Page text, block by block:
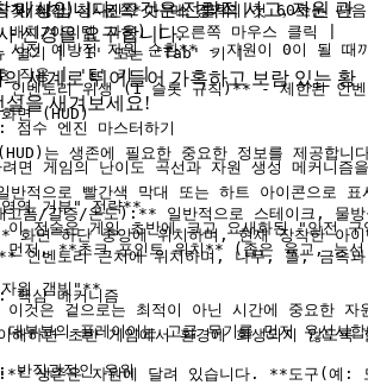
대상입니다. 그것은 전략적 사고, 자원 관
신경을 요구합니다.
의 세계로 뛰어들어 가혹하고 보람 있는 황
설을 새겨보세요!
격/제작) | 왼쪽 마우스 클릭 |
치/아이템 사용) | 오른쪽 마우스 클릭 |
뉴 열기 | 'I' 또는 'Tab' 키 |
호 작용 | 'E' 키 |
면 (HUD)
는 생존에 필요한 중요한 정보를 제공합니
으로 빨간색 막대 또는 하트 아이콘으로 표
/갈증/온도):** 일반적으로 스테이크, 물방
하단 중앙에 위치하며, 현재 장착한 아이
벤토리 근처에 위치하며, 나무, 돌, 금속과
심 메커니즘
해하면 초반 게임에서 환경에 희생되지 않도
존은 자원에 달려 있습니다. **도구(예: 도
간 청사진** - 매 경기의 첫 60초는 다음
예방적 자원 순환** - 자원이 0이 될 때까지
토리 위생 (1 슬롯 규칙)** - 제한된 인벤토
수 엔진 마스터하기
면 게임의 난이도 곡선과 자원 생성 메커니즘
역 거부" 전략**
전술은 게임 초반에 크고 요새화된 "안전 구
저, **초크 포인트 위치** (좁은 육교, 능선
원 갬빗"**
것은 겉으로는 최적이 아닌 시간에 중요한 자
분의 플레이어는 고급 무기를 먼저 우선시
직관적인 우위